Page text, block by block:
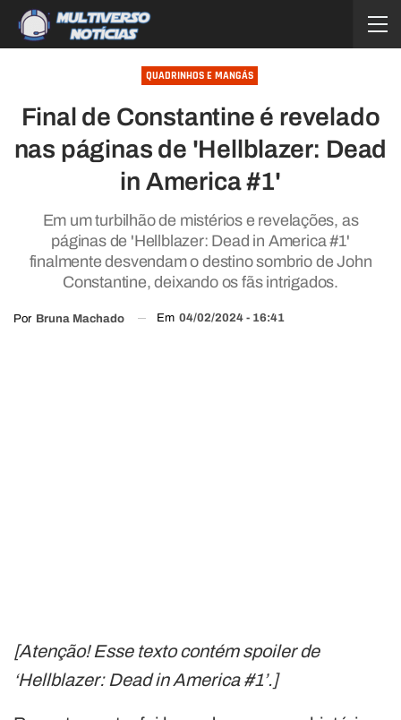
QUADRINHOS E MANGÁS
Final de Constantine é revelado
nas páginas de 'Hellblazer: Dead
in America #1'
Em um turbilhão de mistérios e revelações, as
páginas de 'Hellblazer: Dead in America #1'
finalmente desvendam o destino sombrio de John
Constantine, deixando os fãs intrigados.
Por Bruna Machado Em 04/02/2024 - 16:41
[Atenção! Esse texto contém spoiler de
‘Hellblazer: Dead in America #1’.]